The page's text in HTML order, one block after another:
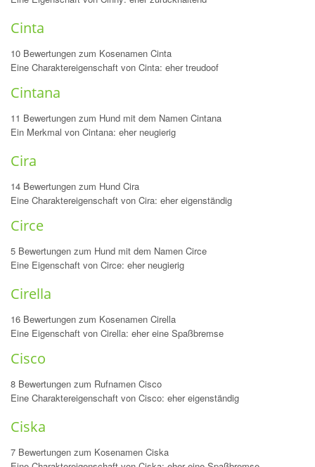
Cinta
10 Bewertungen zum Kosenamen Cinta
Eine Charaktereigenschaft von Cinta: eher treudoof
Cintana
11 Bewertungen zum Hund mit dem Namen Cintana
Ein Merkmal von Cintana: eher neugierig
Cira
14 Bewertungen zum Hund Cira
Eine Charaktereigenschaft von Cira: eher eigenständig
Circe
5 Bewertungen zum Hund mit dem Namen Circe
Eine Eigenschaft von Circe: eher neugierig
Cirella
16 Bewertungen zum Kosenamen Cirella
Eine Eigenschaft von Cirella: eher eine Spaßbremse
Cisco
8 Bewertungen zum Rufnamen Cisco
Eine Charaktereigenschaft von Cisco: eher eigenständig
Ciska
7 Bewertungen zum Kosenamen Ciska